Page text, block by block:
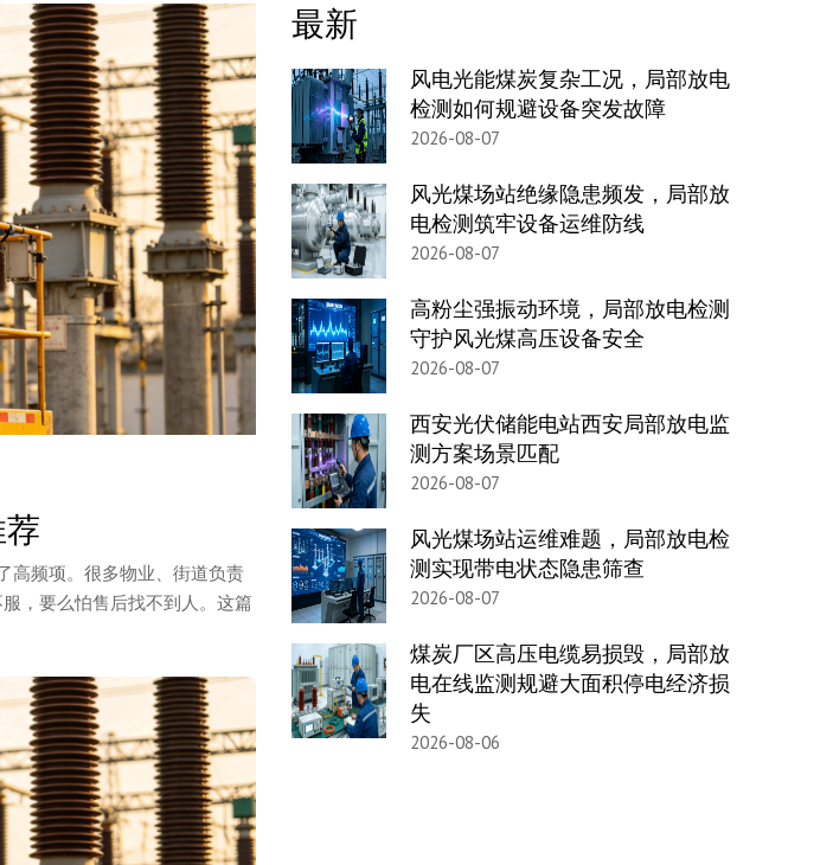
高频项。很多物业、街道负责
，要么怕售后找不到人。这篇
最新
风电光能煤炭复杂工况，局部放电
检测如何规避设备突发故障
2026-08-07
风光煤场站绝缘隐患频发，局部放
电检测筑牢设备运维防线
2026-08-07
高粉尘强振动环境，局部放电检测
守护风光煤高压设备安全
2026-08-07
西安光伏储能电站西安局部放电监
测方案场景匹配
2026-08-07
风光煤场站运维难题，局部放电检
测实现带电状态隐患筛查
2026-08-07
煤炭厂区高压电缆易损毁，局部放
电在线监测规避大面积停电经济损
失
2026-08-06